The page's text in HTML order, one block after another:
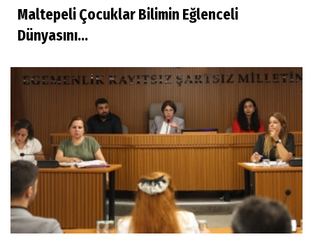
Maltepeli Çocuklar Bilimin Eğlenceli
Dünyasını...